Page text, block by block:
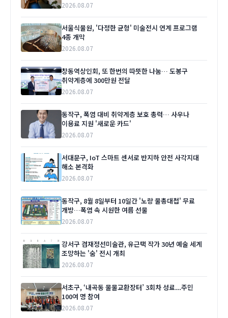
2026.08.07
서울식물원, '다정한 균형' 미술전시 연계 프로그램
4종 개막
2026.08.07
창동역상인회, 또 한번의 따뜻한 나눔… 도봉구
취약계층에 300만원 전달
2026.08.07
동작구, 폭염 대비 취약계층 보호 총력… 사우나
이용료 지원 '새로운 카드'
2026.08.07
서대문구, IoT 스마트 센서로 반지하 안전 사각지대
해소 본격화
2026.08.07
동작구, 8월 8일부터 10일간 '노량 물총대첩' 무료
개방…폭염 속 시원한 여름 선물
2026.08.07
강서구 겸재정선미술관, 유근택 작가 30년 예술 세계
조망하는 '숨' 전시 개최
2026.08.07
서초구, ‘내곡동 물물교환장터’ 3회차 성료...주민
100여 명 참여
2026.08.07